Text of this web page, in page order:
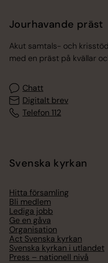
Jourhavande präst
Akut samtals- och
med en präst på kvällar
Chatt
Digitalt brev
Telefon 112
Svenska kyrkan
Hitta församling
Bli medlem
Lediga jobb
Ge en gåva
Organisation
Act Svenska kyrkan
Svenska kyrkan i utlandet
Press – nationell nivå